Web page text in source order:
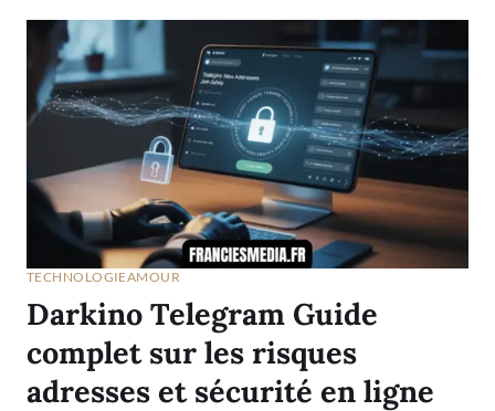
TECHNOLOGIEAMOUR
Darkino Telegram Guide
complet sur les risques
adresses et sécurité en ligne